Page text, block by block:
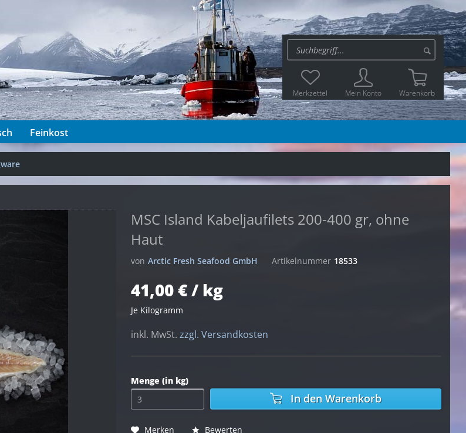
Merkzettel Mein Konto Warenkorb
Feinkost
MSC Island Kabeljaufilets 200-400 gr, ohne
Haut
von Arctic Fresh Seafood GmbH Artikelnummer 18533
41,00 € / kg
Je Kilogramm
inkl. MwSt. zzgl. Versandkosten
Menge (in kg)
In den Warenkorb
Merken Bewerten